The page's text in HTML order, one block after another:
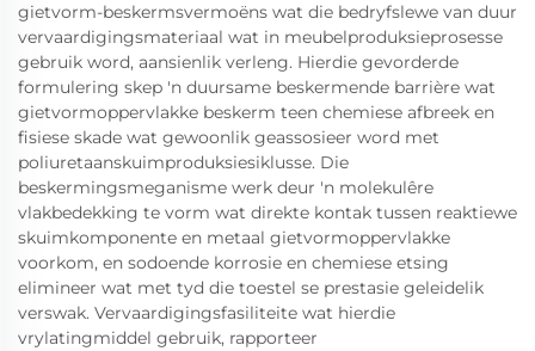
gietvorm-beskermsvermoëns wat die bedryfslewe van duur
vervaardigingsmateriaal wat in meubelproduksieprosesse
gebruik word, aansienlik verleng. Hierdie gevorderde
formulering skep 'n duursame beskermende barrière wat
gietvormoppervlakke beskerm teen chemiese afbreek en
fisiese skade wat gewoonlik geassosieer word met
poliuretaanskuimproduksiesiklusse. Die
beskermingsmeganisme werk deur 'n molekulêre
vlakbedekking te vorm wat direkte kontak tussen reaktiewe
skuimkomponente en metaal gietvormoppervlakke
voorkom, en sodoende korrosie en chemiese etsing
elimineer wat met tyd die toestel se prestasie geleidelik
verswak. Vervaardigingsfasiliteite wat hierdie
vrylatingmiddel gebruik, rapporteer